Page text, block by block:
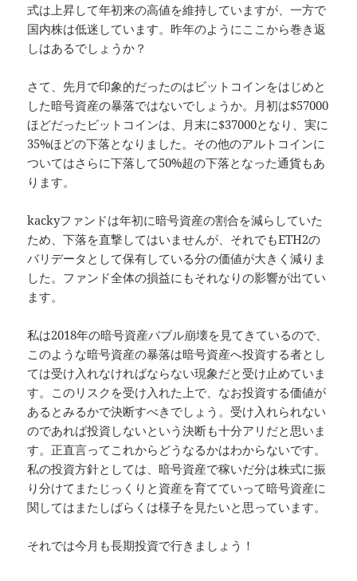
式は上昇して年初来の高値を維持していますが、一方で
国内株は低迷しています。昨年のようにここから巻き返
しはあるでしょうか？
さて、先月で印象的だったのはビットコインをはじめと
した暗号資産の暴落ではないでしょうか。月初は$57000
ほどだったビットコインは、月末に$37000となり、実に
35%ほどの下落となりました。その他のアルトコインに
ついてはさらに下落して50%超の下落となった通貨もあ
ります。
kackyファンドは年初に暗号資産の割合を減らしていた
ため、下落を直撃してはいませんが、それでもETH2の
バリデータとして保有している分の価値が大きく減りま
した。ファンド全体の損益にもそれなりの影響が出てい
ます。
私は2018年の暗号資産バブル崩壊を見てきているので、
このような暗号資産の暴落は暗号資産へ投資する者とし
ては受け入れなければならない現象だと受け止めていま
す。このリスクを受け入れた上で、なお投資する価値が
あるとみるかで決断すべきでしょう。受け入れられない
のであれば投資しないという決断も十分アリだと思いま
す。正直言ってこれからどうなるかはわからないです。
私の投資方針としては、暗号資産で稼いだ分は株式に振
り分けてまたじっくりと資産を育てていって暗号資産に
関してはまたしばらくは様子を見たいと思っています。
それでは今月も長期投資で行きましょう！